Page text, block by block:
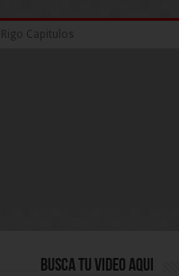
Rigo Capitulos
Busca Tu Video Aqui